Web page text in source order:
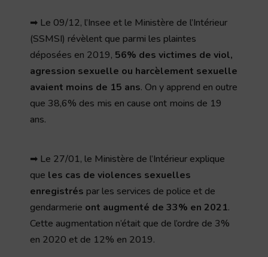
➡ Le 09/12, l’Insee et le Ministère de l’Intérieur
(SSMSI) révèlent que parmi les plaintes
déposées en 2019, 56% des victimes de viol,
agression sexuelle ou harcèlement sexuelle
avaient moins de 15 ans. On y apprend en outre
que 38,6% des mis en cause ont moins de 19
ans.
➡ Le 27/01, le Ministère de l’Intérieur explique
que les cas de violences sexuelles
enregistrés par les services de police et de
gendarmerie ont augmenté de 33% en 2021.
Cette augmentation n’était que de l’ordre de 3%
en 2020 et de 12% en 2019.